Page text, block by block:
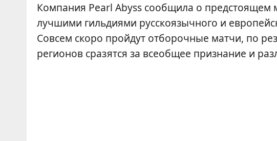
Компания Pearl Abyss сообщила о предстоящем
лучшими гильдиями русскоязычного и
Совсем скоро пройдут отборочные матчи, по
регионов сразятся за всеобщее признание и